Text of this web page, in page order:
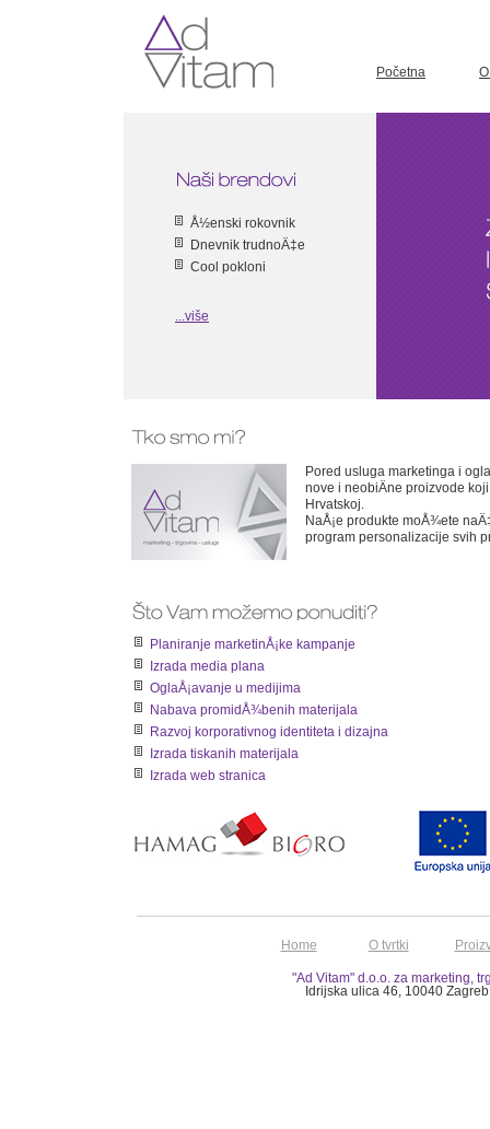
Početna
Å½enski rokovnik
Dnevnik trudnoÄ‡e
Cool pokloni
...više
Pored usluga marketinga i
nove i neobiÄne proizvode
Hrvatskoj.
NaÅ¡e produkte moÅ¾ete
program personalizacije svih
Planiranje marketinÅ¡ke kampanje
Izrada media plana
OglaÅ¡avanje u medijima
Nabava promidÅ¾benih materijala
Razvoj korporativnog identiteta i dizajna
Izrada tiskanih materijala
Izrada web stranica
Home O tvrtki
"Ad Vitam" d.o.o. za marketing,
Idrijska ulica 46, 10040